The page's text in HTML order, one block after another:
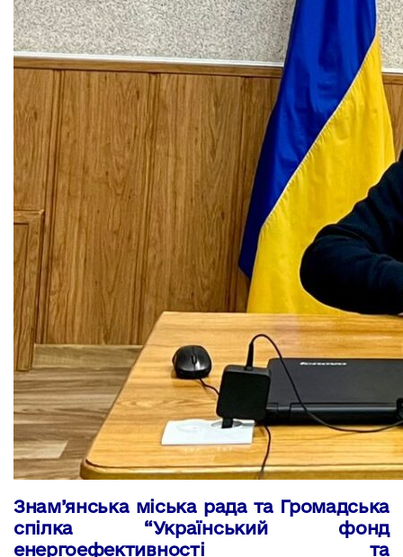
Знам’янська міська радата Громадська
спілка “Український фонд
енергоефективності та